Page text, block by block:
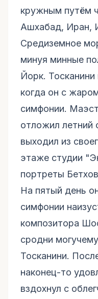
кружным путём
Ашхабад, Иран,
Средиземное
минуя минные
Йорк. Тосканини
когда он с
симфонии.
отложил летний
выходил из
этаже студии
портреты
На пятый день
симфонии
композитора
сродни
Тосканини.
наконец-то
вздохнул с